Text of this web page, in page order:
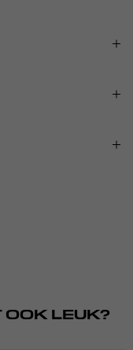
OOK LEUK?